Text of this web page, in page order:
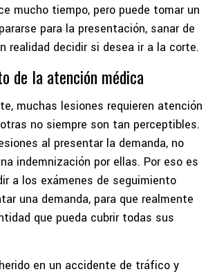
mucho tiempo, pero puede tomar un
para la presentación, sanar de
realidad decidir si desea ir a la corte.
de la atención médica
muchas lesiones requieren atención
no siempre son tan perceptibles.
al presentar la demanda, no
indemnización por ellas. Por eso es
a los exámenes de seguimiento
una demanda, para que realmente
que pueda cubrir todas sus
en un accidente de tráfico y